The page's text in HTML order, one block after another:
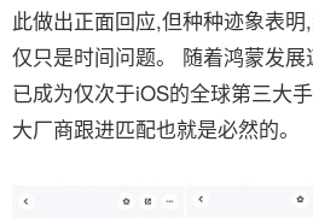
此做出正面回应,但种种迹象表
仅只是时间问题。 随着鸿蒙发
已成为仅次于iOS的全球第三大
大厂商跟进匹配也就是必然的。